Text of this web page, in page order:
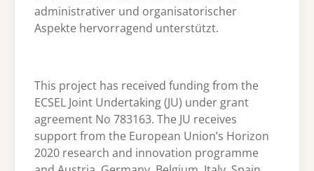
administrativer und organisatorischer
Aspekte hervorragend unterstützt.
This project has received funding from the
ECSEL Joint Undertaking (JU) under grant
agreement No 783163. The JU receives
support from the European Union’s Horizon
2020 research and innovation programme